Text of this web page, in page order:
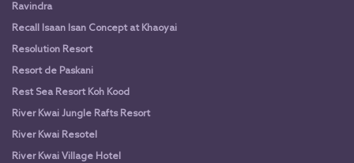
Ravindra
Recall Isaan Isan Concept at Khaoyai
Resolution Resort
Resort de Paskani
Rest Sea Resort Koh Kood
River Kwai Jungle Rafts Resort
River Kwai Resotel
River Kwai Village Hotel